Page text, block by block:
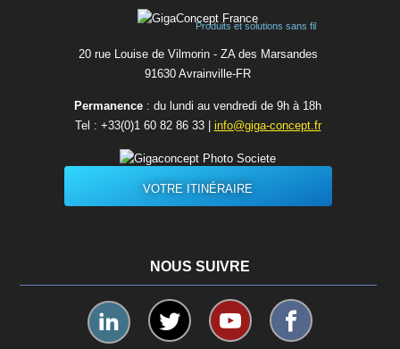
Produits et solutions sans fil
20 rue Louise de Vilmorin - ZA des Marsandes
91630 Avrainvilleㅤ-ㅤFR
Permanence : du lundi au vendredi de 9h à 18h
Tel : +33(0)1 60 82 86 33| info@giga-concept.fr
VOTRE ITINÉRAIRE
NOUS SUIVRE